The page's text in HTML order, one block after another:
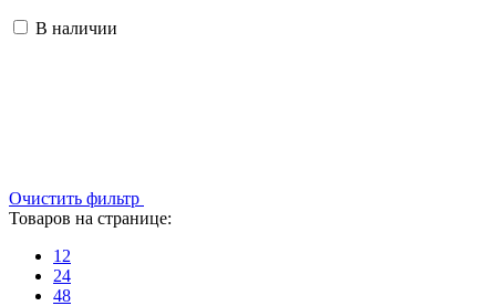
В наличии
Очистить фильтр
Товаров на странице:
12
24
48